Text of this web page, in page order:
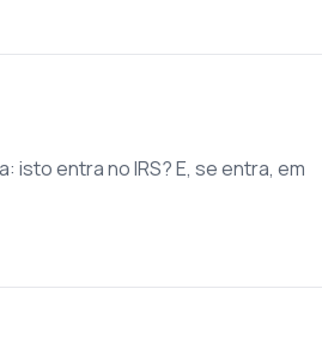
isto entra no IRS? E, se entra, em